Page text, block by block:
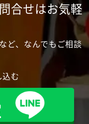
合せはお気軽
ど、なんでもご相談
む